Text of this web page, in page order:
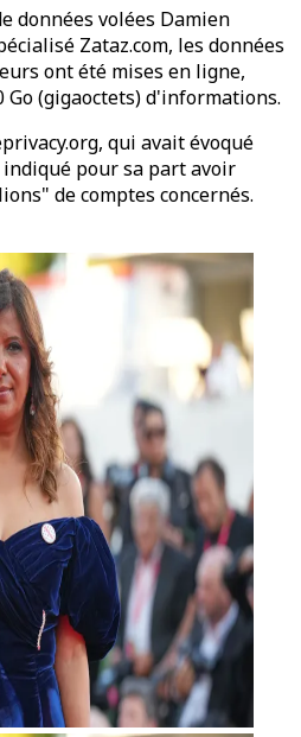
données volées Damien
Zataz.com, les données
ont été mises en ligne,
(gigaoctets) d'informations.
qui avait évoqué
pour sa part avoir
de comptes concernés.